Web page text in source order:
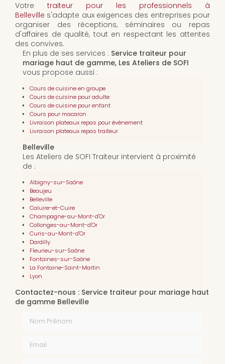
Votre traiteur pour les professionnels à
Belleville s'adapte aux exigences des entreprises pour
organiser des réceptions, séminaires ou repas
d'affaires de qualité, tout en respectant les attentes
des convives.
En plus de ses services : Service traiteur pour
mariage haut de gamme, Les Ateliers de SOFI
vous propose aussi :
Cours de cuisine en groupe
Cours de cuisine pour adulte
Cours de cuisine pour enfant
Cours pour macaron
Livraison plateaux repas pour événement
Livraison plateaux repas traiteur
Belleville
Les Ateliers de SOFI Traiteur intervient à proximité
de :
Albigny-sur-Saône
Beaujeu
Belleville
Caluire-et-Cuire
Champagne-au-Mont-d'Or
Collonges-au-Mont-d'Or
Curis-au-Mont-d'Or
Dardilly
Fleurieu-sur-Saône
Fontaines-sur-Saône
La Fontaine-Saint-Martin
Lyon
Contactez-nous : Service traiteur pour mariage haut
de gamme Belleville